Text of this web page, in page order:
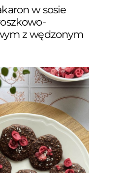
w sosie
z wędzonym